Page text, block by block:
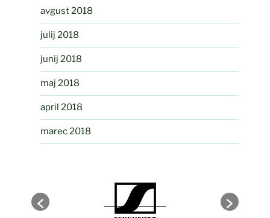
avgust 2018
julij 2018
junij 2018
maj 2018
april 2018
marec 2018